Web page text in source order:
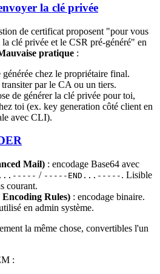
la clé privée
de certificat proposent "pour vous
clé privée et le CSR pré-généré" en
pratique :
chez le propriétaire final.
par le CA ou un tiers.
de générer la clé privée pour toi,
toi (ex. key generation côté client en
avec CLI).
Mail) : encodage Base64 avec
/ -----END...----- . Lisible
courant.
Rules) : encodage binaire.
en admin système.
la même chose, convertibles l'un
: